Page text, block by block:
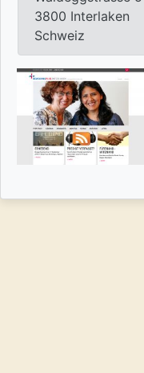
3800 Interlaken
Schweiz